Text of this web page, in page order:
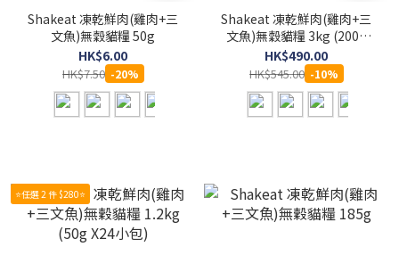
Shakeat 凍乾鮮肉(雞肉+三
文魚)無穀貓糧 50g
HK$6.00
HK$7.50 -20%
Shakeat 凍乾鮮肉(雞肉+三
文魚)無穀貓糧 3kg (200g
X15小包)
HK$490.00
HK$545.00 -10%
⭐任選 2 件 $280⭐